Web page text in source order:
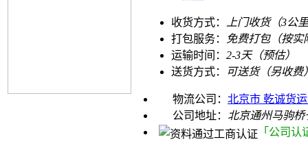
收货方式： 上门收货（3公
打包服务： 免费打包（按实
运输时间： 2-3天（预估）
送货方式：
可送货（另收费
物流公司： 北京市 乾诚货
公司地址： 北京通州马驹
「公司认